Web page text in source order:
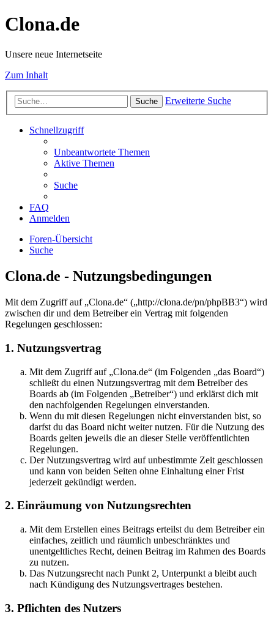
Clona.de
Unsere neue Internetseite
Zum Inhalt
Suche Erweiterte Suche
Schnellzugriff
Unbeantwortete Themen
Aktive Themen
Suche
FAQ
Anmelden
Foren-Übersicht
Suche
Clona.de - Nutzungsbedingungen
Mit dem Zugriff auf „Clona.de“ („http://clona.de/pn/phpBB3“) wird
zwischen dir und dem Betreiber ein Vertrag mit folgenden
Regelungen geschlossen:
1. Nutzungsvertrag
Mit dem Zugriff auf „Clona.de“ (im Folgenden „das Board“)
schließt du einen Nutzungsvertrag mit dem Betreiber des
Boards ab (im Folgenden „Betreiber“) und erklärst dich mit
den nachfolgenden Regelungen einverstanden.
Wenn du mit diesen Regelungen nicht einverstanden bist, so
darfst du das Board nicht weiter nutzen. Für die Nutzung des
Boards gelten jeweils die an dieser Stelle veröffentlichten
Regelungen.
Der Nutzungsvertrag wird auf unbestimmte Zeit geschlossen
und kann von beiden Seiten ohne Einhaltung einer Frist
jederzeit gekündigt werden.
2. Einräumung von Nutzungsrechten
Mit dem Erstellen eines Beitrags erteilst du dem Betreiber ein
einfaches, zeitlich und räumlich unbeschränktes und
unentgeltliches Recht, deinen Beitrag im Rahmen des Boards
zu nutzen.
Das Nutzungsrecht nach Punkt 2, Unterpunkt a bleibt auch
nach Kündigung des Nutzungsvertrages bestehen.
3. Pflichten des Nutzers